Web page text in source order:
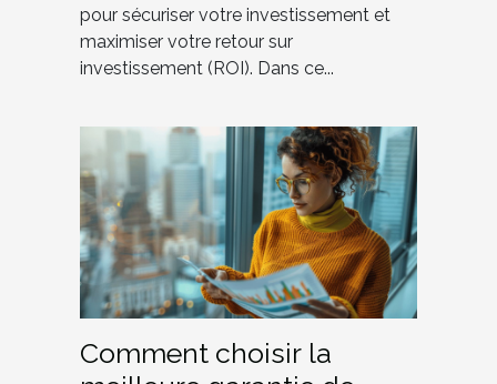
pour sécuriser votre investissement et
maximiser votre retour sur
investissement (ROI). Dans ce...
Comment choisir la